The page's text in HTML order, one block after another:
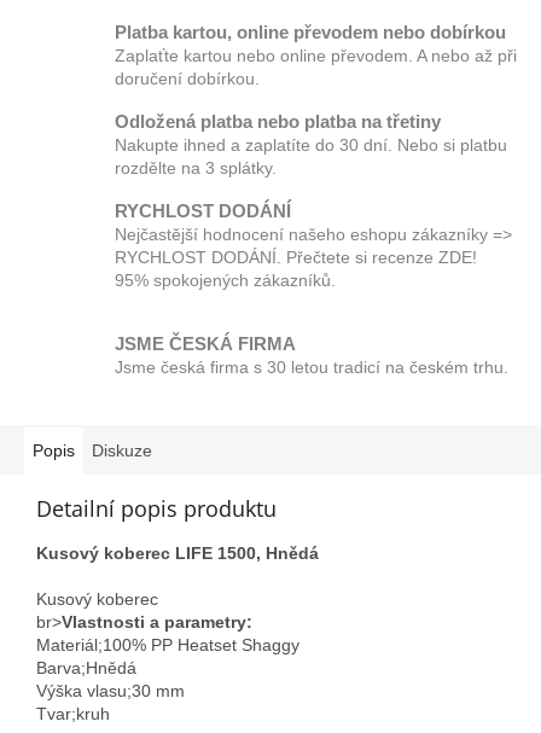
Platba kartou, online převodem nebo dobírkou
Zaplaťte kartou nebo online převodem. A nebo až při
doručení dobírkou.
Odložená platba nebo platba na třetiny
Nakupte ihned a zaplatíte do 30 dní. Nebo si platbu
rozdělte na 3 splátky.
RYCHLOST DODÁNÍ
Nejčastější hodnocení našeho eshopu zákazníky =>
RYCHLOST DODÁNÍ. Přečtete si recenze ZDE!
95% spokojených zákazníků.
JSME ČESKÁ FIRMA
Jsme česká firma s 30 letou tradicí na českém trhu.
Popis Diskuze
Detailní popis produktu
Kusový koberec LIFE 1500, Hnědá
Kusový koberec
br>Vlastnosti a parametry:
Materiál;100% PP Heatset Shaggy
Barva;Hnědá
Výška vlasu;30 mm
Tvar;kruh